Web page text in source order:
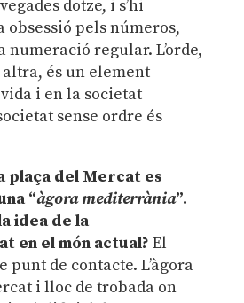
dotze, i s’hi
obsessió pels números,
numeració regular. L’orde,
altra, és un element
i en la societat
sense ordre és
plaça del Mercat es
“àgora mediterrània”.
idea de la
en el món actual? El
punt de contacte. L’àgora
i lloc de trobada on